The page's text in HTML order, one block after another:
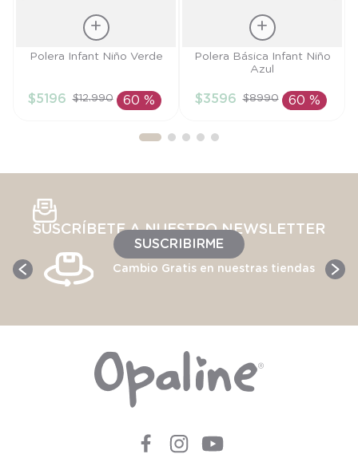
Talla
AÑADIR AL
Polera Infant Niño Verde
$5196 $12.990 60 %
Talla
AÑADIR AL
Polera Básica Infant Niño
Azul
$3596 $8990 60 %
SUSCRÍBETE A NUESTRO NEWSLETTER
SUSCRIBIRME
Cambio Gratis en nuestras tiendas